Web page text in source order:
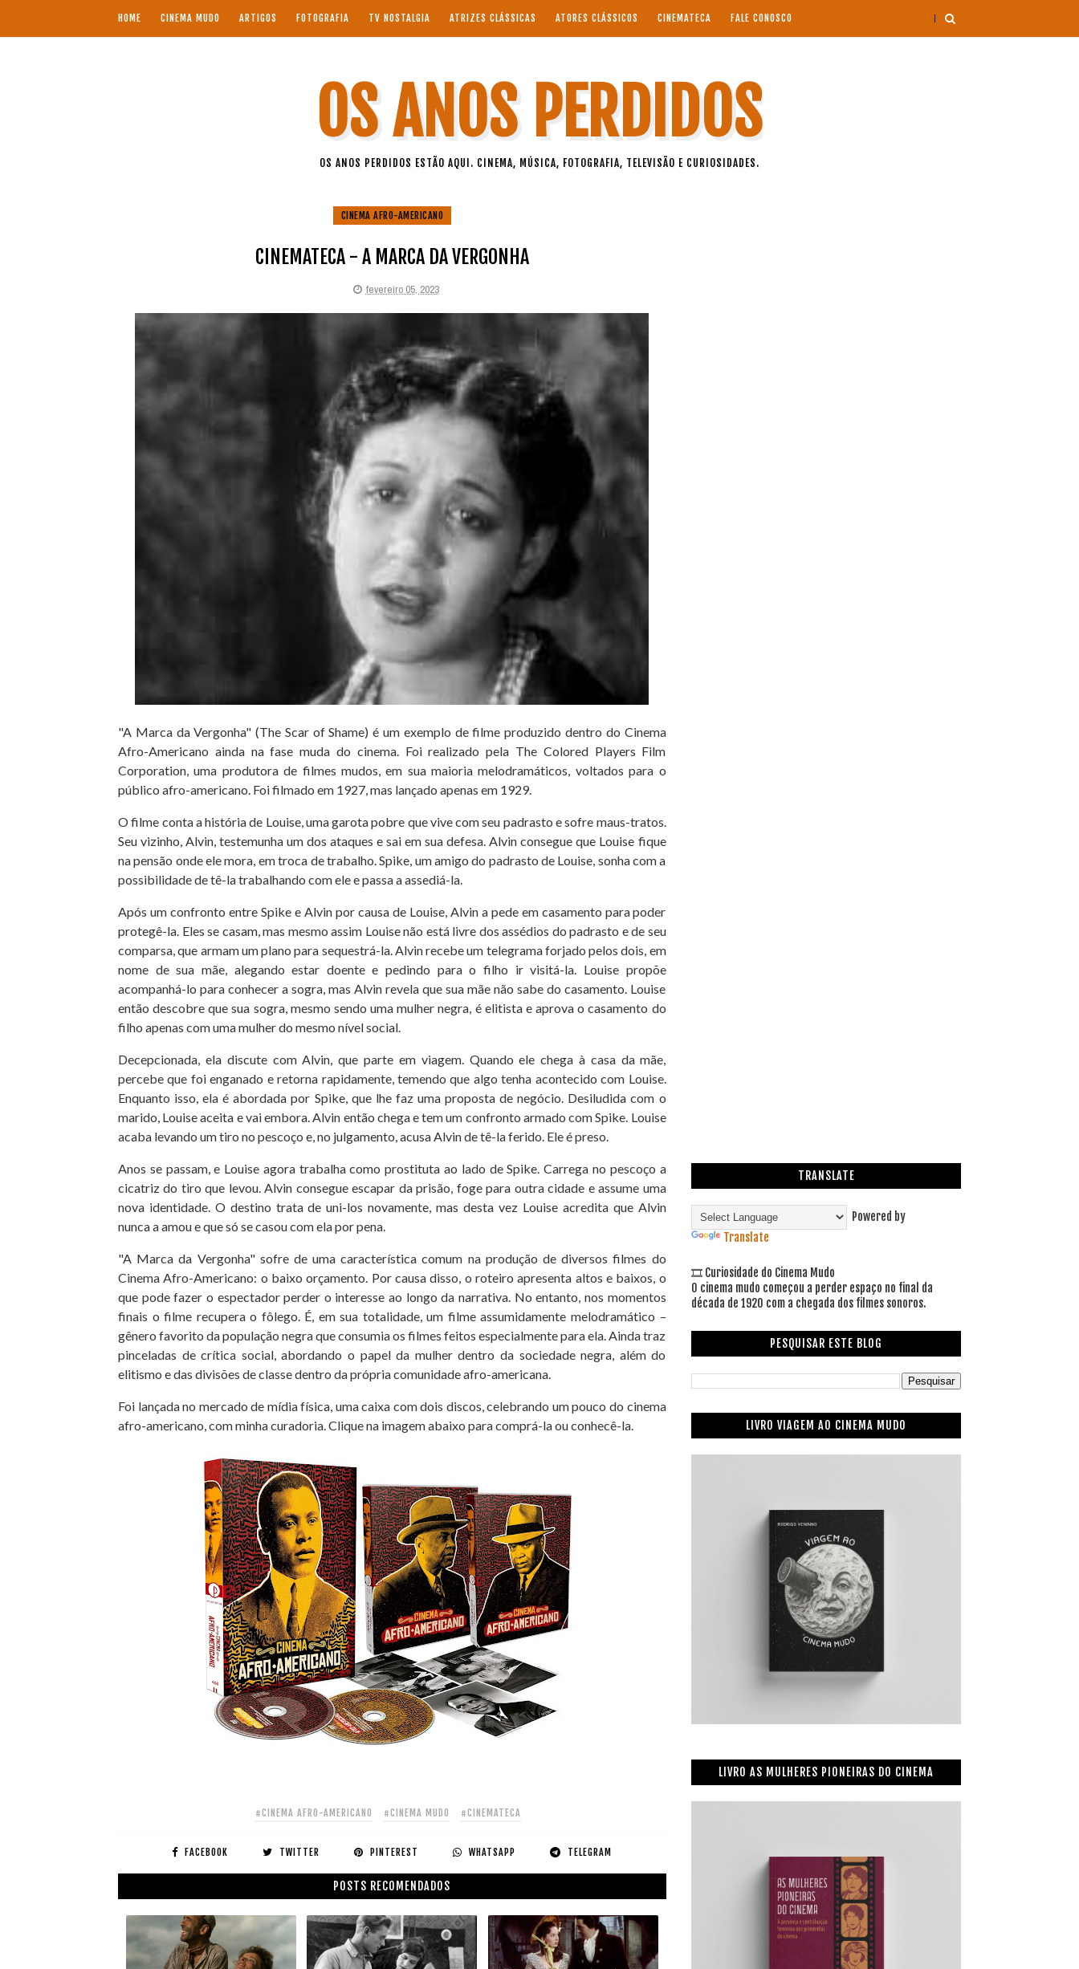
HOME CINEMA MUDO ARTIGOS FOTOGRAFIA TV NOSTALGIA ATRIZES CLÁSSICAS ATORES CLÁSSICOS CINEMATECA FALE CONOSCO
OS ANOS PERDIDOS
OS ANOS PERDIDOS ESTÃO AQUI. CINEMA, MÚSICA, FOTOGRAFIA, TELEVISÃO E CURIOSIDADES.
CINEMA AFRO-AMERICANO
CINEMATECA - A MARCA DA VERGONHA
fevereiro 05, 2023
"A Marca da Vergonha" (The Scar of Shame) é um exemplo de filme produzido dentro do Cinema
Afro-Americano ainda na fase muda do cinema. Foi realizado pela The Colored Players Film
Corporation, uma produtora de filmes mudos, em sua maioria melodramáticos, voltados para o
público afro-americano. Foi filmado em 1927, mas lançado apenas em 1929.
O filme conta a história de Louise, uma garota pobre que vive com seu padrasto e sofre maus-tratos.
Seu vizinho, Alvin, testemunha um dos ataques e sai em sua defesa. Alvin consegue que Louise fique
na pensão onde ele mora, em troca de trabalho. Spike, um amigo do padrasto de Louise, sonha com a
possibilidade de tê-la trabalhando com ele e passa a assediá-la.
Após um confronto entre Spike e Alvin por causa de Louise, Alvin a pede em casamento para poder
protegê-la. Eles se casam, mas mesmo assim Louise não está livre dos assédios do padrasto e de seu
comparsa, que armam um plano para sequestrá-la. Alvin recebe um telegrama forjado pelos dois, em
nome de sua mãe, alegando estar doente e pedindo para o filho ir visitá-la. Louise propõe
acompanhá-lo para conhecer a sogra, mas Alvin revela que sua mãe não sabe do casamento. Louise
então descobre que sua sogra, mesmo sendo uma mulher negra, é elitista e aprova o casamento do
filho apenas com uma mulher do mesmo nível social.
Decepcionada, ela discute com Alvin, que parte em viagem. Quando ele chega à casa da mãe,
percebe que foi enganado e retorna rapidamente, temendo que algo tenha acontecido com Louise.
Enquanto isso, ela é abordada por Spike, que lhe faz uma proposta de negócio. Desiludida com o
marido, Louise aceita e vai embora. Alvin então chega e tem um confronto armado com Spike. Louise
acaba levando um tiro no pescoço e, no julgamento, acusa Alvin de tê-la ferido. Ele é preso.
Anos se passam, e Louise agora trabalha como prostituta ao lado de Spike. Carrega no pescoço a
cicatriz do tiro que levou. Alvin consegue escapar da prisão, foge para outra cidade e assume uma
nova identidade. O destino trata de uni-los novamente, mas desta vez Louise acredita que Alvin
nunca a amou e que só se casou com ela por pena.
"A Marca da Vergonha" sofre de uma característica comum na produção de diversos filmes do
Cinema Afro-Americano: o baixo orçamento. Por causa disso, o roteiro apresenta altos e baixos, o
que pode fazer o espectador perder o interesse ao longo da narrativa. No entanto, nos momentos
finais o filme recupera o fôlego. É, em sua totalidade, um filme assumidamente melodramático –
gênero favorito da população negra que consumia os filmes feitos especialmente para ela. Ainda traz
pinceladas de crítica social, abordando o papel da mulher dentro da sociedade negra, além do
elitismo e das divisões de classe dentro da própria comunidade afro-americana.
Foi lançada no mercado de mídia física, uma caixa com dois discos, celebrando um pouco do cinema
afro-americano, com minha curadoria. Clique na imagem abaixo para comprá-la ou conhecê-la.
#CINEMA AFRO-AMERICANO #CINEMA MUDO #CINEMATECA
FACEBOOK TWITTER PINTEREST WHATSAPP TELEGRAM
POSTS RECOMENDADOS
TRANSLATE
Powered by
Translate
🎞 Curiosidade do Cinema Mudo
O cinema mudo começou a perder espaço no final da
década de 1920 com a chegada dos filmes sonoros.
PESQUISAR ESTE BLOG
LIVRO VIAGEM AO CINEMA MUDO
LIVRO AS MULHERES PIONEIRAS DO CINEMA